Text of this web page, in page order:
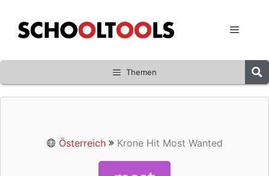
Inhalt
springen
Menü
Themen
Österreich Krone Hit Most Wanted